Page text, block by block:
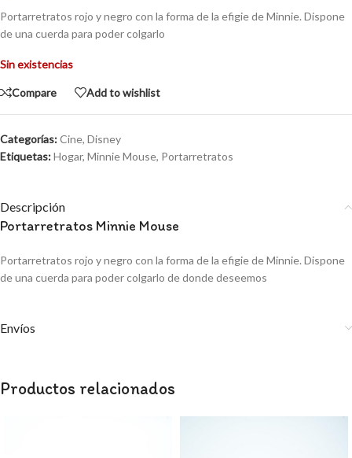
Portarretratos rojo y negro con la forma de la efigie de Minnie. Dispone
de una cuerda para poder colgarlo
Sin existencias
Compare Add to wishlist
Categorías:Cine, Disney
Etiquetas:Hogar, Minnie Mouse, Portarretratos
Descripción
Portarretratos Minnie Mouse
Portarretratos rojo y negro con la forma de la efigie de Minnie. Dispone
de una cuerda para poder colgarlo de donde deseemos
Envíos
Productos relacionados